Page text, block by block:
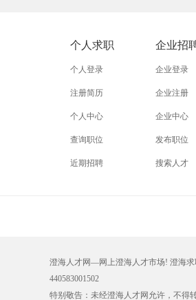
个人求职
个人登录
注册简历
个人中心
查询职位
近期招聘
企业招
企业登录
企业注册
企业中心
发布职位
搜索人才
澄海人才网—网上澄海人才市场! 澄海求
440583001502
特别敬告：未经澄海人才网允许，不得